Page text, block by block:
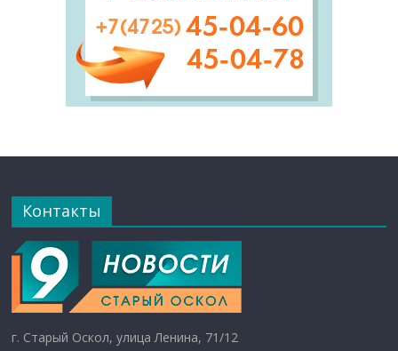
Контакты
г. Старый Оскол, улица Ленина, 71/12